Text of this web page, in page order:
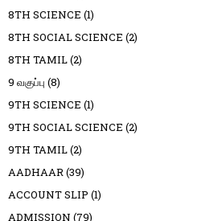
8TH SCIENCE (1)
8TH SOCIAL SCIENCE (2)
8TH TAMIL(2)
9 வகுப்பு (8)
9TH SCIENCE (1)
9TH SOCIAL SCIENCE (2)
9TH TAMIL(2)
AADHAAR(39)
ACCOUNT SLIP (1)
ADMISSION (79)